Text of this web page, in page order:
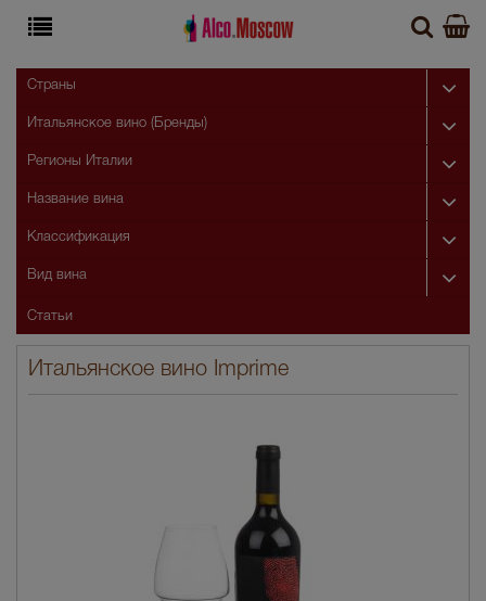
Итальянское вино Imprime
Страны
Итальянское вино (Бренды)
Регионы Италии
Название вина
Классификация
Вид вина
Статьи